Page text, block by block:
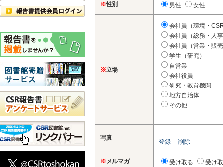
※性別 男性 女性
※立場
会社員（環境・
会社員（総務・人
会社員（営業・販
学生（研究）
自営業
会社役員
研究・教育機関
地方自治体
その他
写真
登録 削除
※ メルマガ 受け取る 受け